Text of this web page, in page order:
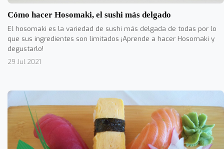
Cómo hacer Hosomaki, el sushi más delgado
El hosomaki es la variedad de sushi más delgada de todas por lo
que sus ingredientes son limitados ¡Aprende a hacer Hosomaki y
degustarlo!
29 Jul 2021